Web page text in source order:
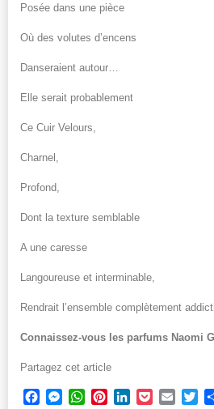
Posée dans une pièce
Où des volutes d’encens
Danseraient autour…
Elle serait probablement
Ce Cuir Velours,
Charnel,
Profond,
Dont la texture semblable
A une caresse
Langoureuse et interminable,
Rendrait l’ensemble complètement
Connaissez-vous les parfums Naomi
Partagez cet article
Facebook
Messenger
WhatsApp
PinterestLinkedInPocketEmail